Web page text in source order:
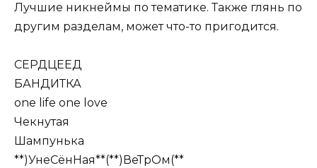
Лучшие никнеймы по тематике. Также глянь по
другим разделам, может что-то пригодится.
СЕРДЦЕЕД
БАНДИТКА
one life one love
Чекнутая
Шампунька
**)УнеСёнНая**(**)ВеТрОм(**